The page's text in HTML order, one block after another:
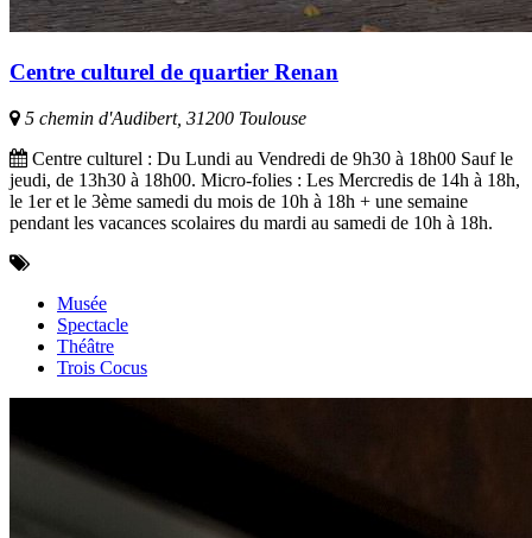
Centre culturel de quartier Renan
5 chemin d'Audibert, 31200 Toulouse
Centre culturel : Du Lundi au Vendredi de 9h30 à 18h00 Sauf le
jeudi, de 13h30 à 18h00. Micro-folies : Les Mercredis de 14h à 18h,
le 1er et le 3ème samedi du mois de 10h à 18h + une semaine
pendant les vacances scolaires du mardi au samedi de 10h à 18h.
Musée
Spectacle
Théâtre
Trois Cocus